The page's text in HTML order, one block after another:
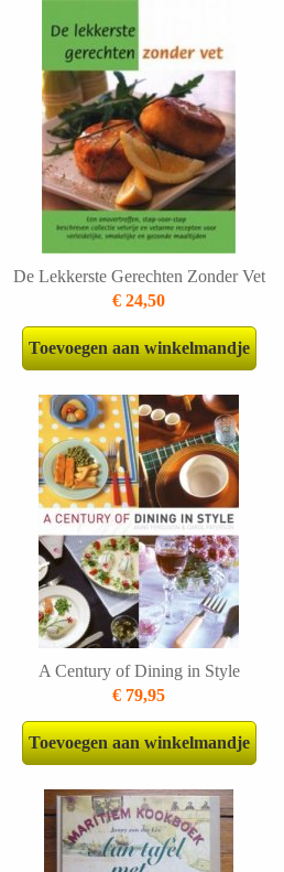
De Lekkerste Gerechten Zonder Vet
€ 24,50
Toevoegen aan winkelmandje
A Century of Dining in Style
€ 79,95
Toevoegen aan winkelmandje